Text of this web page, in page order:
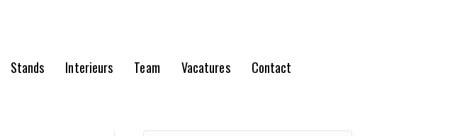
Stands Interieurs Team Vacatures Contact